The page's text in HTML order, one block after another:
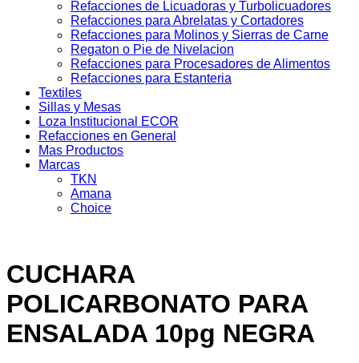
Refacciones de Licuadoras y Turbolicuadores
Refacciones para Abrelatas y Cortadores
Refacciones para Molinos y Sierras de Carne
Regaton o Pie de Nivelacion
Refacciones para Procesadores de Alimentos
Refacciones para Estanteria
Textiles
Sillas y Mesas
Loza Institucional ECOR
Refacciones en General
Mas Productos
Marcas
TKN
Amana
Choice
CUCHARA
POLICARBONATO PARA
ENSALADA 10pg NEGRA